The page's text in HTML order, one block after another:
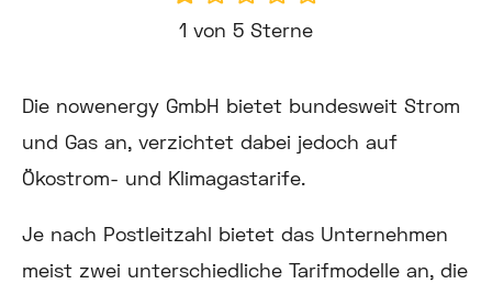
1 von 5 Sterne
Die nowenergy GmbH bietet bundesweit Strom
und Gas an, verzichtet dabei jedoch auf
Ökostrom- und Klimagastarife.
Je nach Postleitzahl bietet das Unternehmen
meist zwei unterschiedliche Tarifmodelle an, die